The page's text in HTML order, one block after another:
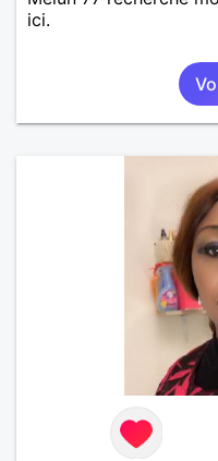
ici.